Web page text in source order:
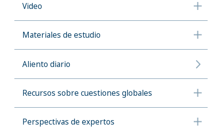
Video
Materiales de estudio
Aliento diario
Recursos sobre cuestiones globales
Perspectivas de expertos